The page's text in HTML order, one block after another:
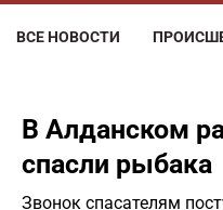
ВСЕ НОВОСТИ
В Алданском
спасли рыбака
Звонок спасателям